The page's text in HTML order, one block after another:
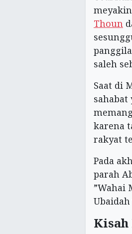
Thoun
saleh
Saat di
karena
rakyat
Pada
parah
”Wahai
Kisah